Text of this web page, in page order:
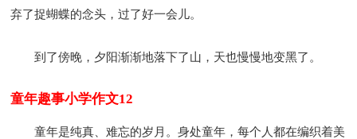
弃了捉蝴蝶的念头，过了好一会儿。
到了傍晚，夕阳渐渐地落下了山，天也慢慢地变黑了。
童年趣事小学作文12
童年是纯真、难忘的岁月。身处童年，每个人都在编织着美